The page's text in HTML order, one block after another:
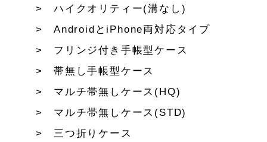
ハイクオリティー(溝なし)
AndroidとiPhone両対応タイプ
フリンジ付き手帳型ケース
帯無し手帳型ケース
マルチ帯無しケース(HQ)
マルチ帯無しケース(STD)
三つ折りケース